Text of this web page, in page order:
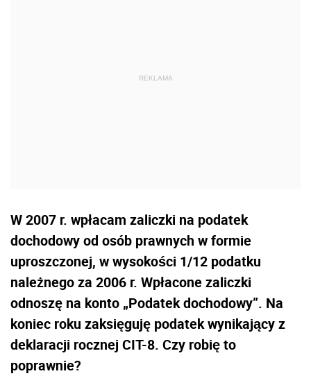
W 2007 r. wpłacam zaliczki na podatek
dochodowy od osób prawnych w formie
uproszczonej, w wysokości 1/12 podatku
należnego za 2006 r. Wpłacone zaliczki
odnoszę na konto „Podatek dochodowy”. Na
koniec roku zaksięguję podatek wynikający z
deklaracji rocznej CIT-8. Czy robię to
poprawnie?